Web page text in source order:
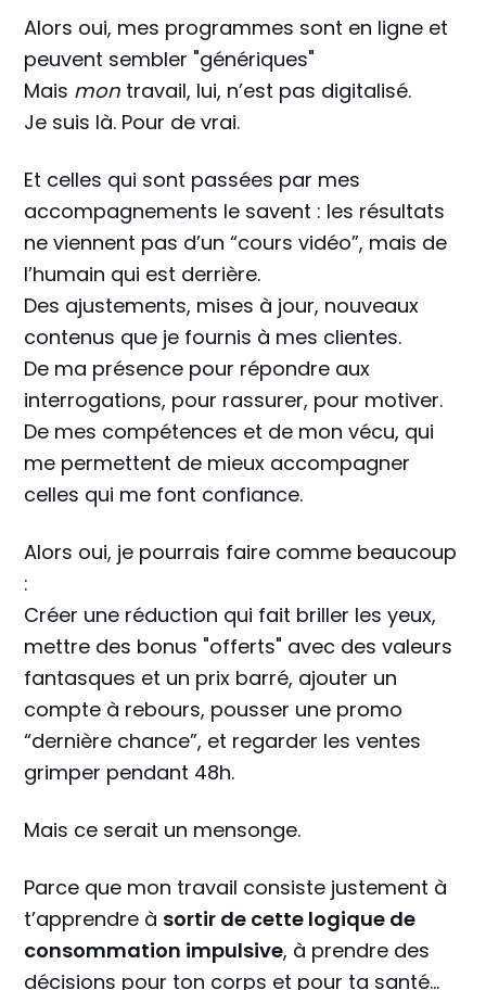
Alors oui, mes programmes sont en ligne et
peuvent sembler "génériques"
Mais mon travail, lui, n’est pas digitalisé.
Je suis là. Pour de vrai.
Et celles qui sont passées par mes
accompagnements le savent : les résultats
ne viennent pas d’un “cours vidéo”, mais de
l’humain qui est derrière.
Des ajustements, mises à jour, nouveaux
contenus que je fournis à mes clientes.
De ma présence pour répondre aux
interrogations, pour rassurer, pour motiver.
De mes compétences et de mon vécu, qui
me permettent de mieux accompagner
celles qui me font confiance.
Alors oui, je pourrais faire comme beaucoup
:
Créer une réduction qui fait briller les yeux,
mettre des bonus "offerts" avec des valeurs
fantasques et un prix barré, ajouter un
compte à rebours, pousser une promo
“dernière chance”, et regarder les ventes
grimper pendant 48h.
Mais ce serait un mensonge.
Parce que mon travail consiste justement à
t’apprendre à sortir de cette logique de
consommation impulsive, à prendre des
décisions pour ton corps et pour ta santé…